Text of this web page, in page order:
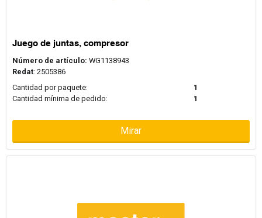
Juego de juntas, compresor
Número de artículo: WG1138943
Redat: 2505386
Cantidad por paquete:
1
Cantidad mínima de pedido:
1
Mirar